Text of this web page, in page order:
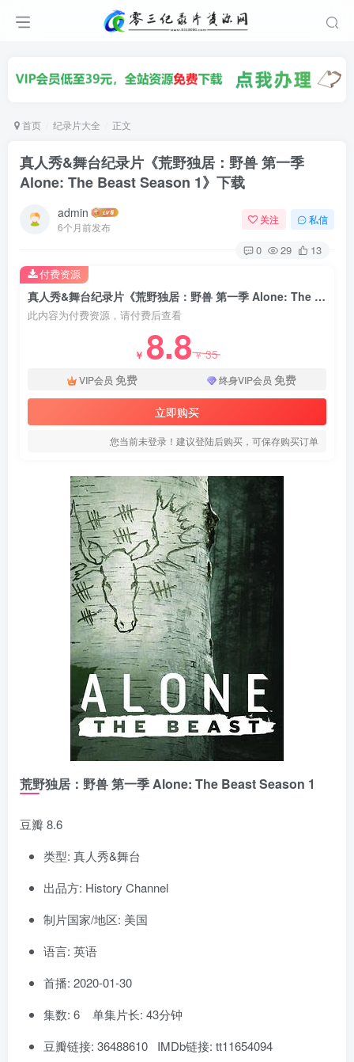
首页 纪录片大全 正文
真人秀&舞台纪录片《荒野独居：野兽 第一季
Alone: The Beast Season 1》下载
admin
6个月前发布
关注 私信
0 29 13
真人秀&舞台纪录片《荒野独居：野兽 第一季 Alone: The Beast Season 1》下载
此内容为付费资源，请付费后查看
￥ 8.8￥35
VIP会员 免费 终身VIP会员 免费
立即购买
您当前未登录！建议登陆后购买，可保存购买订单
付费资源
荒野独居：野兽 第一季 Alone: The Beast Season 1
豆瓣 8.6
类型: 真人秀&舞台
出品方: History Channel
制片国家/地区: 美国
语言: 英语
首播: 2020-01-30
集数: 6 单集片长: 43分钟
豆瓣链接: 36488610 IMDb链接: tt11654094